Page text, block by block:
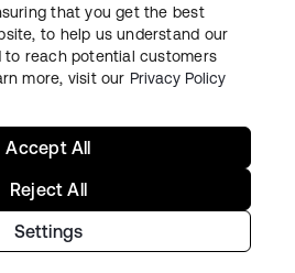
サイト利用規約セキュリティ
rights reserved.
that you get the best
to help us understand our
reach potential customers
more, visit our Privacy Policy
Settings
Reject All
Accept All